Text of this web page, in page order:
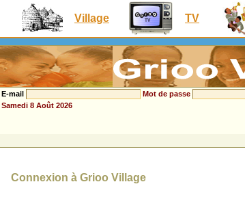
Village TV
E-mail Mot de passe
Samedi 8 Août 2026
Connexion à Grioo Village